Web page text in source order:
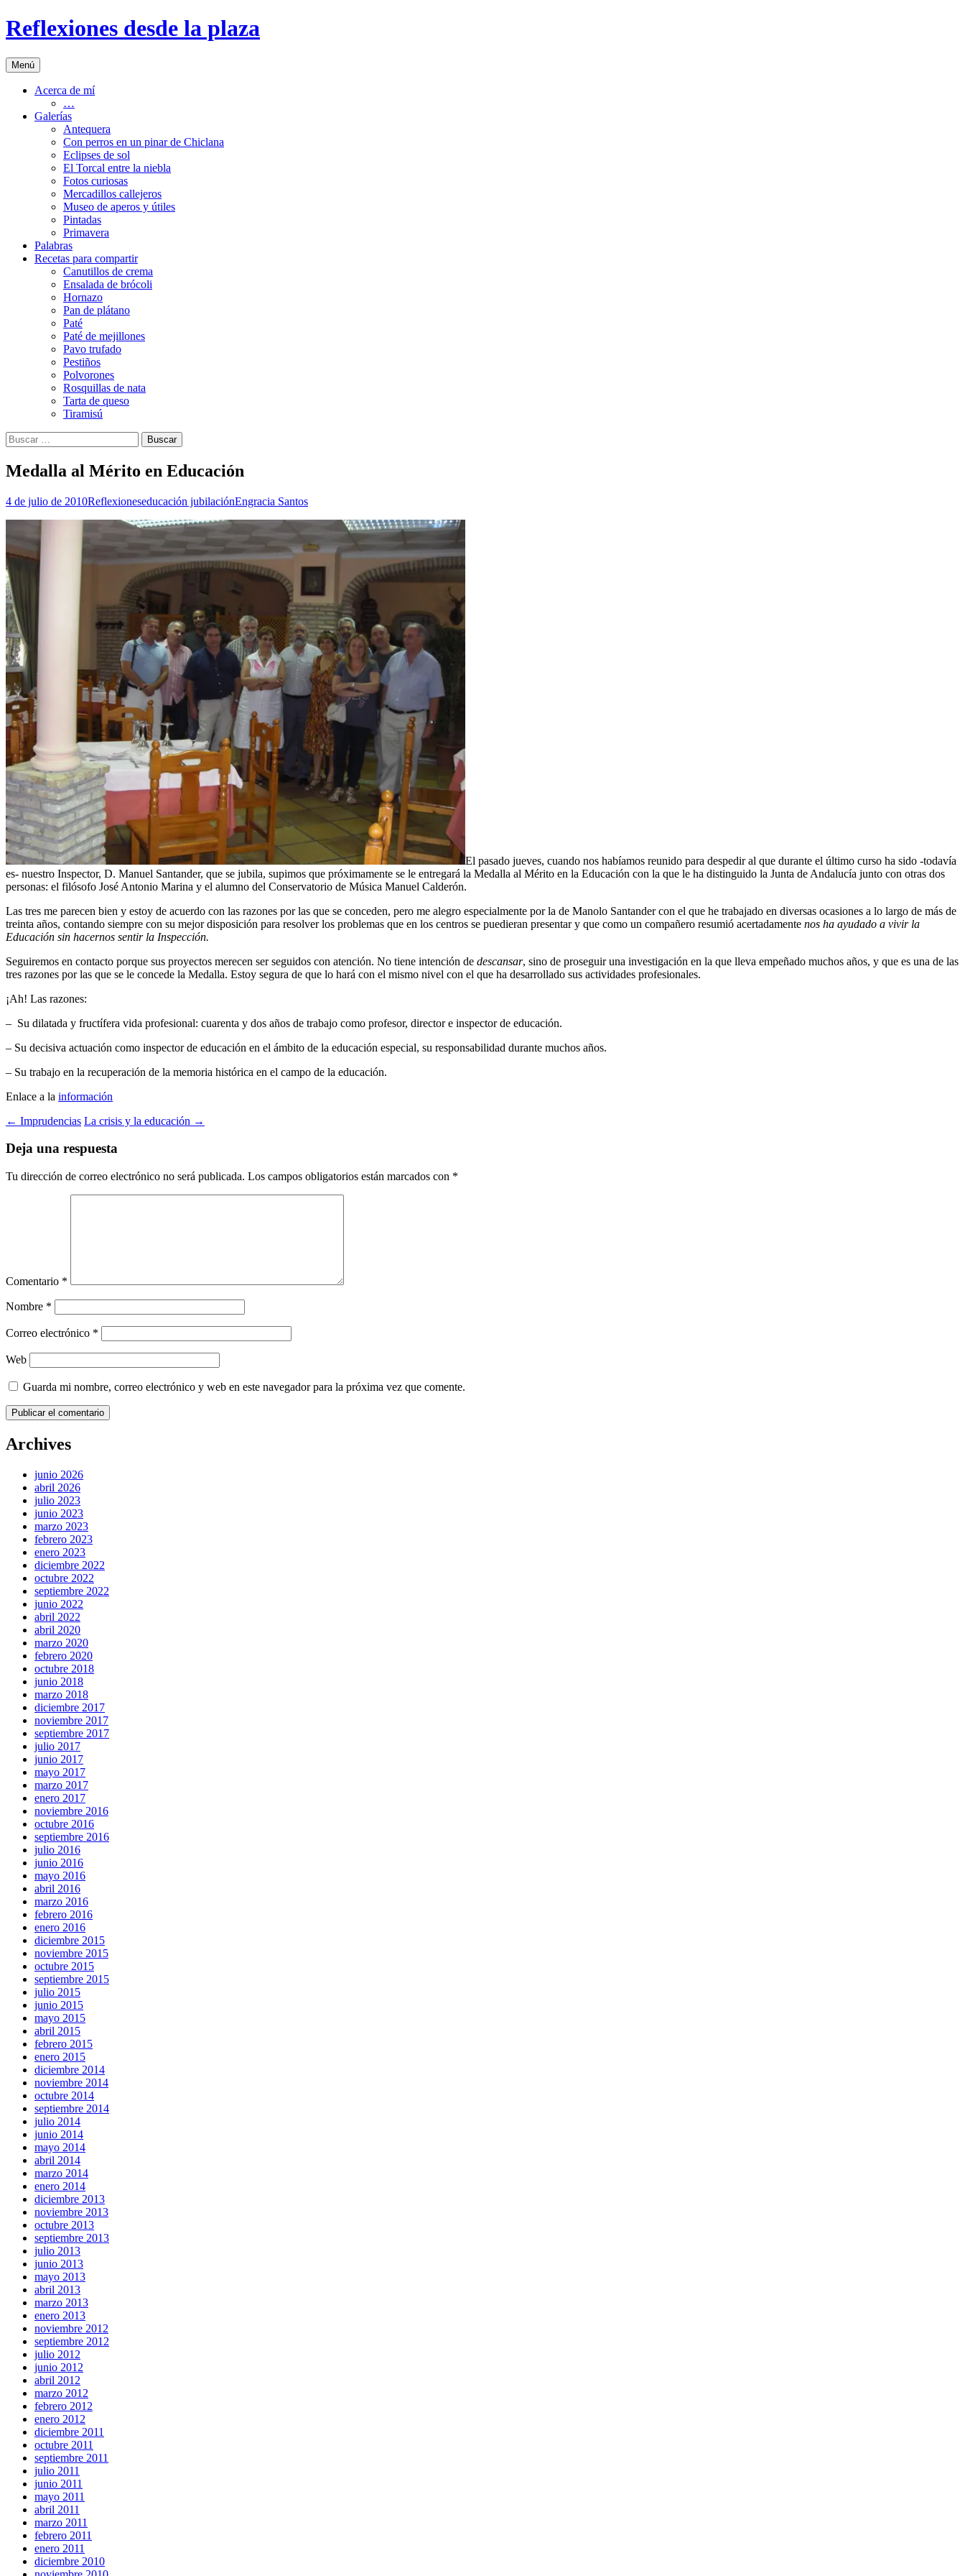
Saltar
al
Reflexiones desde la plaza
Menú
Acerca de mí
…
Galerías
Antequera
Con perros en un pinar de Chiclana
Eclipses de sol
El Torcal entre la niebla
Fotos curiosas
Mercadillos callejeros
Museo de aperos y útiles
Pintadas
Primavera
Palabras
Recetas para compartir
Canutillos de crema
Ensalada de brócoli
Hornazo
Pan de plátano
Paté
Paté de mejillones
Pavo trufado
Pestiños
Polvorones
Rosquillas de nata
Tarta de queso
Tiramisú
Buscar:
Medalla al Mérito en Educación
4 de julio de 2010Reflexioneseducación jubilaciónEngracia Santos
El pasado jueves, cuando nos habíamos reunido para despedir al que durante el último curso ha sido -todavía
es- nuestro Inspector, D. Manuel Santander, que se jubila, supimos que próximamente se le entregará la Medalla al Mérito en la Educación con la que le ha distinguido la Junta de Andalucía junto con otras dos
personas: el filósofo José Antonio Marina y el alumno del Conservatorio de Música Manuel Calderón.
Las tres me parecen bien y estoy de acuerdo con las razones por las que se conceden, pero me alegro especialmente por la de Manolo Santander con el que he trabajado en diversas ocasiones a lo largo de más de
treinta años, contando siempre con su mejor disposición para resolver los problemas que en los centros se puedieran presentar y que como un compañero resumió acertadamente nos ha ayudado a vivir la
Educación sin hacernos sentir la Inspección.
Seguiremos en contacto porque sus proyectos merecen ser seguidos con atención. No tiene intención de descansar, sino de proseguir una investigación en la que lleva empeñado muchos años, y que es una de las
tres razones por las que se le concede la Medalla. Estoy segura de que lo hará con el mismo nivel con el que ha desarrollado sus actividades profesionales.
¡Ah! Las razones:
– Su dilatada y fructífera vida profesional: cuarenta y dos años de trabajo como profesor, director e inspector de educación.
– Su decisiva actuación como inspector de educación en el ámbito de la educación especial, su responsabilidad durante muchos años.
– Su trabajo en la recuperación de la memoria histórica en el campo de la educación.
Enlace a la información
Navegación
de
entradas
← Imprudencias La crisis y la educación →
Deja una respuesta
Tu dirección de correo electrónico no será publicada. Los campos obligatorios están marcados con *
Comentario *
Nombre *
Correo electrónico *
Web
Guarda mi nombre, correo electrónico y web en este navegador para la próxima vez que comente.
Archives
junio 2026
abril 2026
julio 2023
junio 2023
marzo 2023
febrero 2023
enero 2023
diciembre 2022
octubre 2022
septiembre 2022
junio 2022
abril 2022
abril 2020
marzo 2020
febrero 2020
octubre 2018
junio 2018
marzo 2018
diciembre 2017
noviembre 2017
septiembre 2017
julio 2017
junio 2017
mayo 2017
marzo 2017
enero 2017
noviembre 2016
octubre 2016
septiembre 2016
julio 2016
junio 2016
mayo 2016
abril 2016
marzo 2016
febrero 2016
enero 2016
diciembre 2015
noviembre 2015
octubre 2015
septiembre 2015
julio 2015
junio 2015
mayo 2015
abril 2015
febrero 2015
enero 2015
diciembre 2014
noviembre 2014
octubre 2014
septiembre 2014
julio 2014
junio 2014
mayo 2014
abril 2014
marzo 2014
enero 2014
diciembre 2013
noviembre 2013
octubre 2013
septiembre 2013
julio 2013
junio 2013
mayo 2013
abril 2013
marzo 2013
enero 2013
noviembre 2012
septiembre 2012
julio 2012
junio 2012
abril 2012
marzo 2012
febrero 2012
enero 2012
diciembre 2011
octubre 2011
septiembre 2011
julio 2011
junio 2011
mayo 2011
abril 2011
marzo 2011
febrero 2011
enero 2011
diciembre 2010